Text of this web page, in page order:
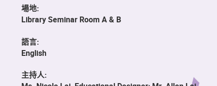
場地:
Library Seminar Room A & B
語言:
English
主持人: